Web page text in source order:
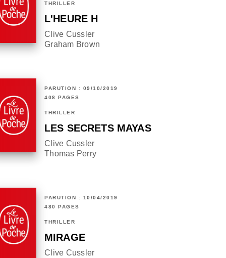
THRILLER
L'HEURE H
Clive Cussler
Graham Brown
PARUTION : 09/10/2019
408 PAGES
THRILLER
LES SECRETS MAYAS
Clive Cussler
Thomas Perry
PARUTION : 10/04/2019
480 PAGES
THRILLER
MIRAGE
Clive Cussler